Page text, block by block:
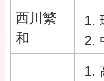
西川繁
和